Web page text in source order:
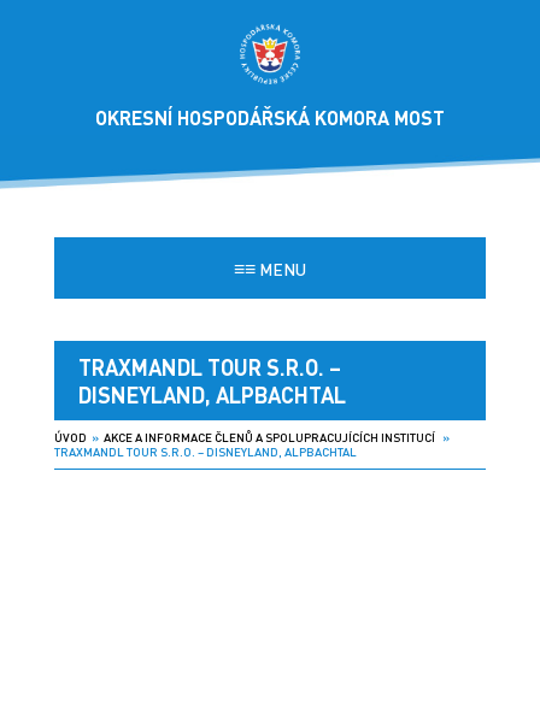
OKRESNÍ HOSPODÁŘSKÁ KOMORA MOST
≡≡MENU
TRAXMANDL TOUR S.R.O. –
DISNEYLAND, ALPBACHTAL
ÚVOD » AKCE A INFORMACE ČLENŮ A SPOLUPRACUJÍCÍCH INSTITUCÍ»
TRAXMANDL TOUR S.R.O. – DISNEYLAND, ALPBACHTAL